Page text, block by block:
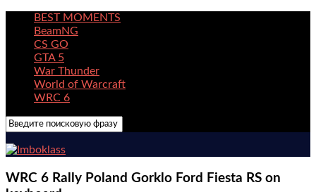
BEST MOMENTS
BeamNG
CS GO
GTA 5
War Thunder
World of Warcraft
WRC 6
WRC 6 Rally Poland Gorklo Ford Fiesta RS on